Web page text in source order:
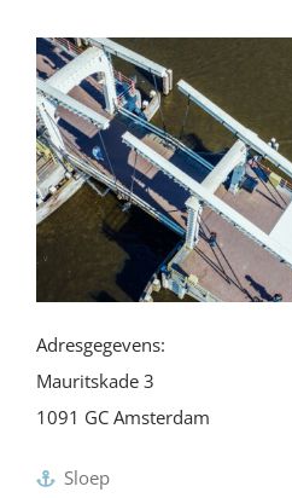
Adresgegevens:
Mauritskade 3
1091 GC Amsterdam
Sloep